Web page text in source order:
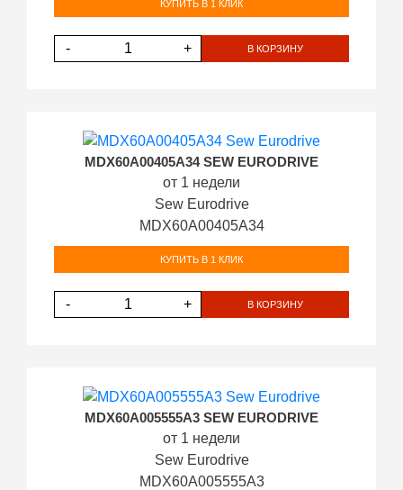
КУПИТЬ В 1 КЛИК
- + В КОРЗИНУ
MDX60A00405A34 SEW EURODRIVE
от 1 недели
Sew Eurodrive
MDX60A00405A34
КУПИТЬ В 1 КЛИК
- + В КОРЗИНУ
MDX60A005555A3 SEW EURODRIVE
от 1 недели
Sew Eurodrive
MDX60A005555A3